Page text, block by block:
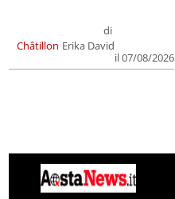
Châtillon
di
Erika David
il 07/08/2026